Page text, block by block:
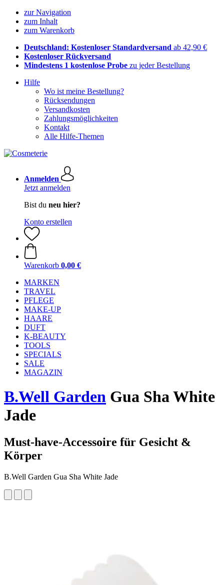
zur Navigation
zum Inhalt
zum Warenkorb
Deutschland: Kostenloser Standardversand ab 42,90 €
Kostenloser Rückversand
Mindestens 1 kostenlose Probe zu jeder Bestellung
Hilfe
Wo ist meine Bestellung?
Rücksendungen
Versandkosten
Zahlungsmöglichkeiten
Kontakt
Alle Hilfe-Themen
Anmelden
Jetzt anmelden
Bist du neu hier?
Konto erstellen
Warenkorb 0,00 €
MARKEN
TRAVEL
PFLEGE
MAKE-UP
HAARE
DUFT
K-BEAUTY
TOOLS
SPECIALS
SALE
MAGAZIN
B.Well Garden Gua Sha White
Jade
Must-have-Accessoire für Gesicht &
Körper
B.Well Garden Gua Sha White Jade